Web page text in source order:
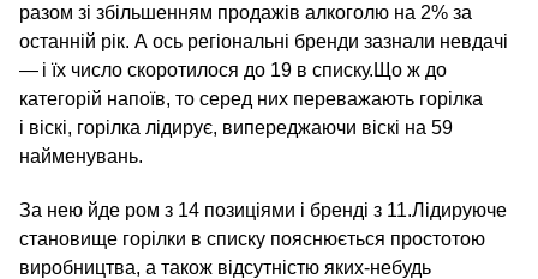
разом зі збільшенням продажів алкоголю на 2% за
останній рік. А ось регіональні бренди зазнали невдачі
— і їх число скоротилося до 19 в списку.Що ж до
категорій напоїв, то серед них переважають горілка
і віскі, горілка лідирує, випереджаючи віскі на 59
найменувань.
За нею йде ром з 14 позиціями і бренді з 11.Лідируюче
становище горілки в списку пояснюється простотою
виробництва, а також відсутністю яких-небудь